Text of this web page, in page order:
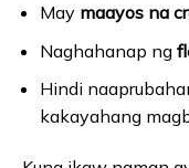
May maayos na
Naghahanap ng
Hindi
kakayahang